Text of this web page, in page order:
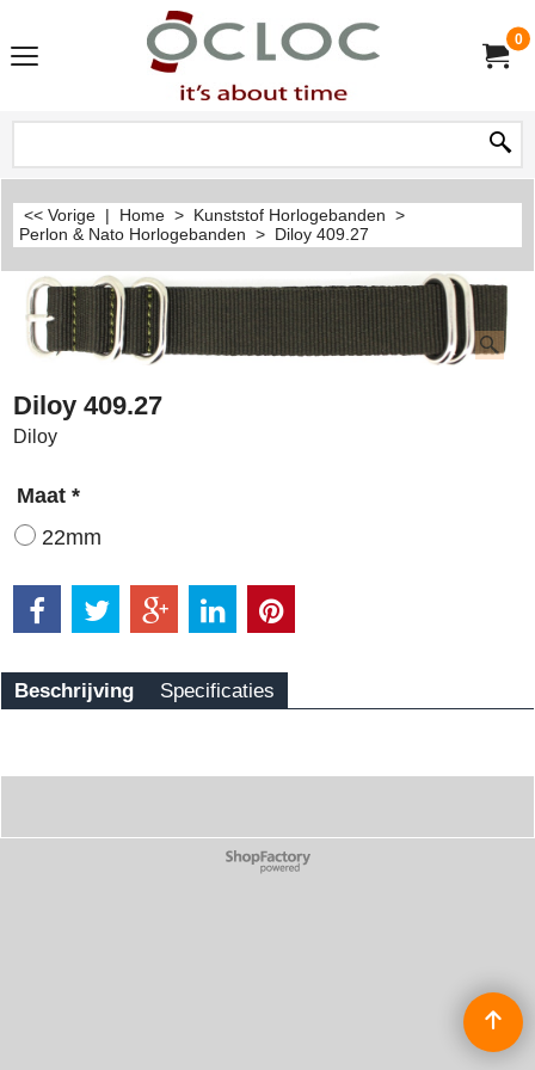
0
<< Vorige | Home > Kunststof Horlogebanden >
Perlon & Nato Horlogebanden > Diloy 409.27
Diloy 409.27
Diloy
Maat *
22mm
Beschrijving Specificaties
Webwinkel gemaakt met
ShopFactory webwinkel